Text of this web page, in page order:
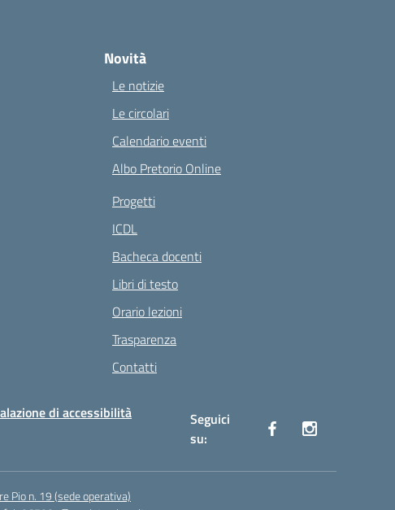
Novità
Le notizie
Le circolari
Calendario eventi
Albo Pretorio Online
Progetti
ICDL
Bacheca docenti
Libri di testo
Orario lezioni
Trasparenza
Contatti
di accessibilità
Seguici
su:
Pio n. 19 (sede operativa)